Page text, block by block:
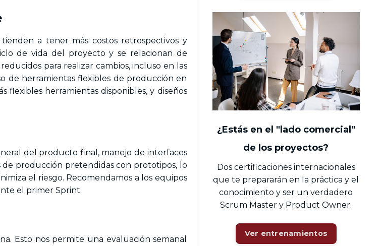
a tener más costos retrospectivos y
de vida del proyecto y se relacionan de
para realizar cambios, incluso en las
de herramientas flexibles de producción en
flexibles herramientas disponibles, y diseños
del producto final, manejo de interfaces
producción pretendidas con prototipos, lo
el riesgo. Recomendamos a los equipos
el primer Sprint.
Esto nos permite una evaluación semanal
¿Estás en el "lado comercial"
de los proyectos?
Dos certificaciones internacionales
que te prepararán en la práctica y el
conocimiento y ser un verdadero
Scrum Master y Product Owner.
Ver entrenamientos